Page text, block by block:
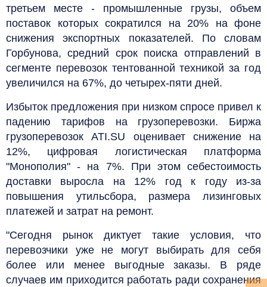
третьем месте - промышленные грузы, объем
поставок которых сократился на 20% на фоне
снижения экспортных показателей. По словам
Горбунова, средний срок поиска отправлений в
сегменте перевозок тентованной техникой за год
увеличился на 67%, до четырех-пяти дней.
Избыток предложения при низком спросе привел к
падению тарифов на грузоперевозки. Биржа
грузоперевозок ATI.SU оценивает снижение на
12%, цифровая логистическая платформа
"Монополия" - на 7%. При этом себестоимость
доставки выросла на 12% год к году из-за
повышения утильсбора, размера лизинговых
платежей и затрат на ремонт.
"Сегодня рынок диктует такие условия, что
перевозчики уже не могут выбирать для себя
более или менее выгодные заказы. В ряде
случаев им приходится работать ради сохранения